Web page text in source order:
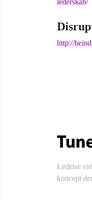
lederskab/
http://
Ledelse
koncept